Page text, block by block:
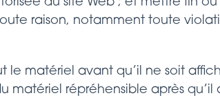
raison, notamment toute
matériel avant qu’il ne soit
matériel répréhensible après qu’il